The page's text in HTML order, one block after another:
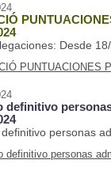
Desde
PUNTUACIONES
definitivo
personas
definitivo personas